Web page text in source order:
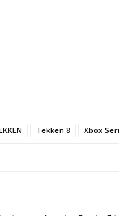
Tekken 8 Xbox